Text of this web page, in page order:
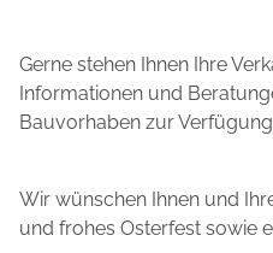
Gerne stehen Ihnen Ihre
Informationen und
Bauvorhaben zur
Wir wünschen Ihnen und
und frohes Osterfest sowie